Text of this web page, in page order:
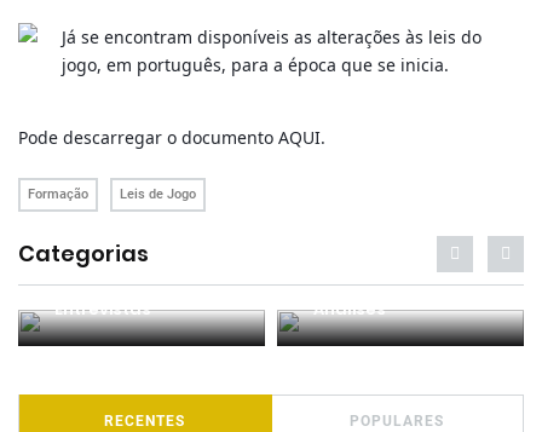
Já se encontram disponíveis as alterações às leis do
jogo, em português, para a época que se inicia.
Pode descarregar o documento AQUI.
Formação Leis de Jogo
Categorias
Entrevistas Análises
RECENTES POPULARES